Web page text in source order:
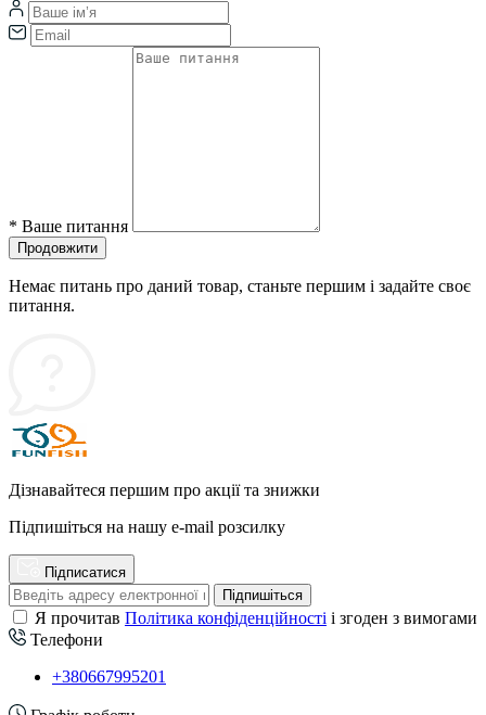
* Ваше питання
Продовжити
Немає питань про даний товар, станьте першим і задайте своє
питання.
Дізнавайтеся першим про акції та знижки
Підпишіться на нашу e-mail розсилку
Підписатися
Підпишіться
Я прочитав Політика конфіденційності і згоден з вимогами
Телефони
+380667995201